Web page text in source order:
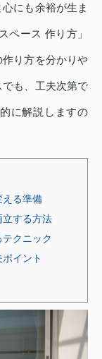
にも余裕が生ま
ペース 作り方」
り方を分かりや
も、工夫次第で
に解説しますの
える準備
立する方法
クニック
イント